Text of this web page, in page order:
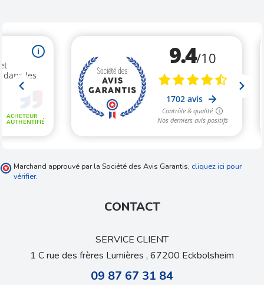
Marchand approuvé par la Société des Avis Garantis, cliquez ici pour
vérifier.
CONTACT
SERVICE CLIENT
1 C rue des frères Lumières , 67200 Eckbolsheim
09 87 67 31 84